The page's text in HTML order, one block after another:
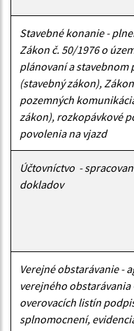
Stavebné konanie -
Zákon č. 50/1976 o
plánovaní a stavebnom
(stavebný zákon),
pozemných
zákon), rozkopávkové
povolenia na vjazd
Účtovníctvo -
dokladov
Verejné obstarávanie -
verejného obstarávania
overovacích listín
splnomocnení,